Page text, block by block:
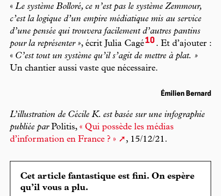
« Le système Bolloré, ce n’est pas le système Zemmour,
c’est la logique d’un empire médiatique mis au service
d’une pensée qui trouvera facilement d’autres pantins
pour la représenter », écrit Julia Cagé10 . Et d’ajouter :
« C’est tout un système qu’il s’agit de mettre à plat. »
Un chantier aussi vaste que nécessaire.
Émilien Bernard
L’illustration de Cécile K. est basée sur une infographie
publiée parPolitis, « Qui possède les médias
d’information en France ? »
, 15/12/21.
Cet article fantastique est fini. On espère
qu’il vous a plu.